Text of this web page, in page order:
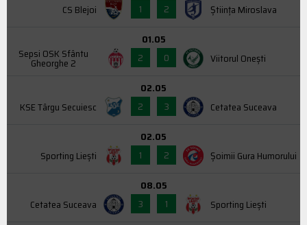
CS Blejoi
1
2 Știința Miroslava
Sepsi OSK Sfântu
Gheorghe 2
01.05
2
0 Viitorul Onești
KSE Târgu Secuiesc
02.05
2
3 Cetatea Suceava
Sporting Liești
02.05
1
2 Şoimii Gura Humorului
Cetatea Suceava
08.05
3
1 Sporting Liești